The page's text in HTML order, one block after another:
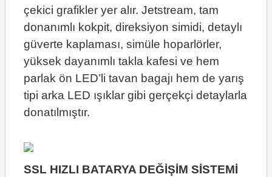
çekici grafikler yer alır. Jetstream, tam
donanımlı kokpit, direksiyon simidi, detaylı
güverte kaplaması, simüle hoparlörler,
yüksek dayanımlı takla kafesi ve hem
parlak ön LED’li tavan bagajı hem de yarış
tipi arka LED ışıklar gibi gerçekçi detaylarla
donatılmıştır.
SSL HIZLI BATARYA DEĞİŞİM SİSTEMİ